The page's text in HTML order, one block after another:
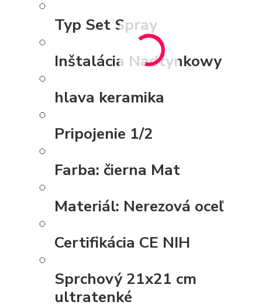
Typ Set Spray
Inštalácia Nadtynkowy
hlava keramika
Pripojenie 1/2
Farba: čierna Mat
Materiál: Nerezová oceľ
Certifikácia CE NIH
Sprchový21x21 cm
ultratenké